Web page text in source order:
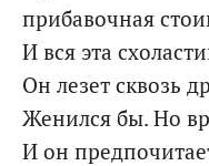
прибавочная
И вся эта
Он лезет сквозь
Женился бы. Но
И он